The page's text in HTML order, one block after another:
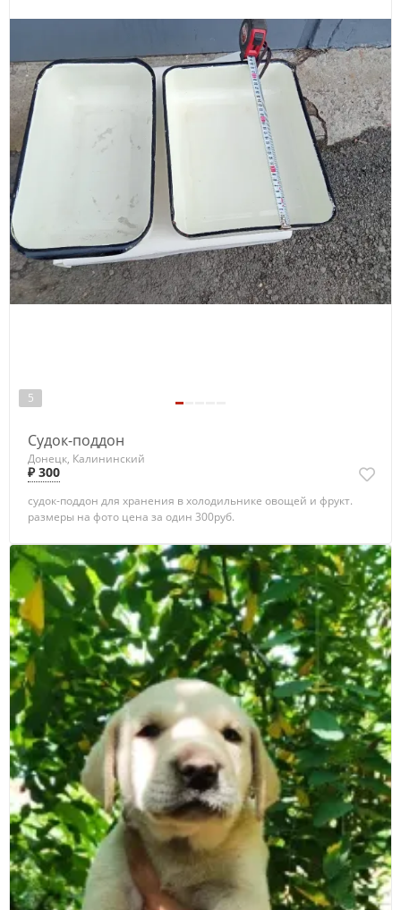
5
Судок-поддон
Донецк, Калининский
₽ 300
судок-поддон для хранения в холодильнике овощей и фрукт.
размеры на фото цена за один 300руб.